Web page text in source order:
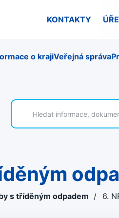
KONTAKTY
o krajiVeřejná správa
s tříděným odpadem / 6.